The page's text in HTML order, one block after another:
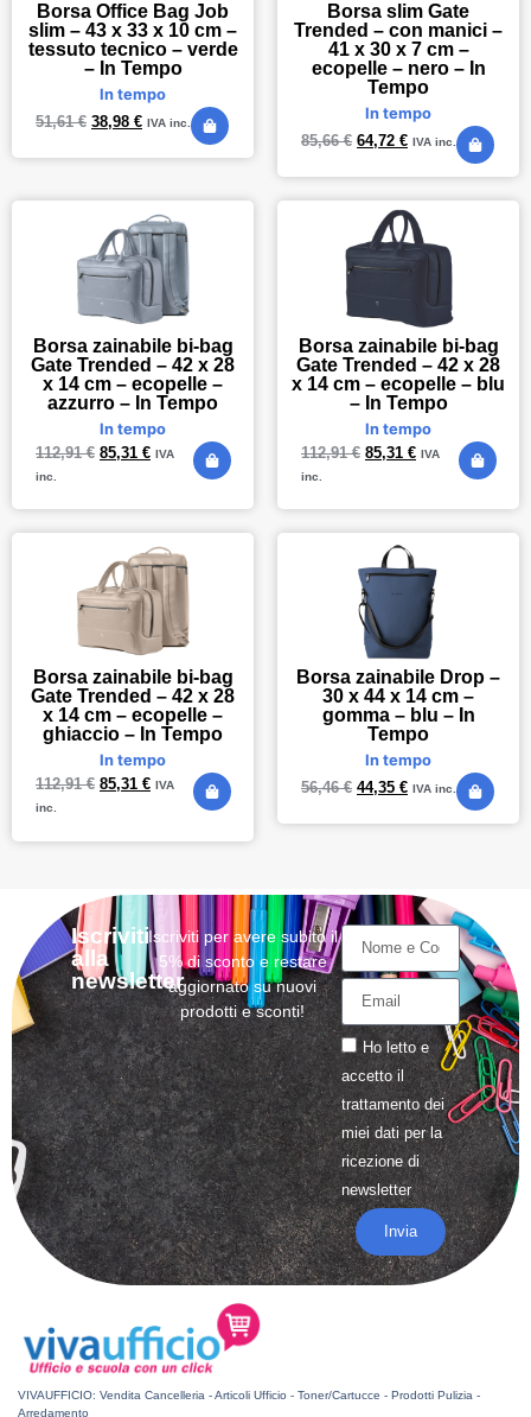
Borsa Office Bag Job
slim – 43 x 33 x 10 cm –
tessuto tecnico – verde
– In Tempo
In tempo
51,61€ 38,98 € IVA inc.
Borsa slim Gate
Trended – con manici –
41 x 30 x 7 cm –
ecopelle – nero – In
Tempo
In tempo
85,66€ 64,72 € IVA inc.
Borsa zainabile bi-bag
Gate Trended – 42 x 28
x 14 cm – ecopelle –
azzurro – In Tempo
In tempo
112,91€ 85,31 € IVA
inc.
Borsa zainabile bi-bag
Gate Trended – 42 x 28
x 14 cm – ecopelle – blu
– In Tempo
In tempo
112,91€ 85,31 € IVA
inc.
Borsa zainabile bi-bag
Gate Trended – 42 x 28
x 14 cm – ecopelle –
ghiaccio – In Tempo
In tempo
112,91€ 85,31 €
IVA
inc.
Borsa zainabile Drop –
30 x 44 x 14 cm –
gomma – blu – In
Tempo
In tempo
56,46€ 44,35 € IVA inc.
Iscriviti
alla
newsletter
Iscriviti per avere subito il
5% di sconto e restare
aggiornato su nuovi
prodotti e sconti!
Ho letto e
accetto il
trattamentodei
miei dati per la
ricezione di
newsletter
Invia
VIVAUFFICIO: Vendita Cancelleria - Articoli Ufficio - Toner/Cartucce - Prodotti Pulizia -
Arredamento